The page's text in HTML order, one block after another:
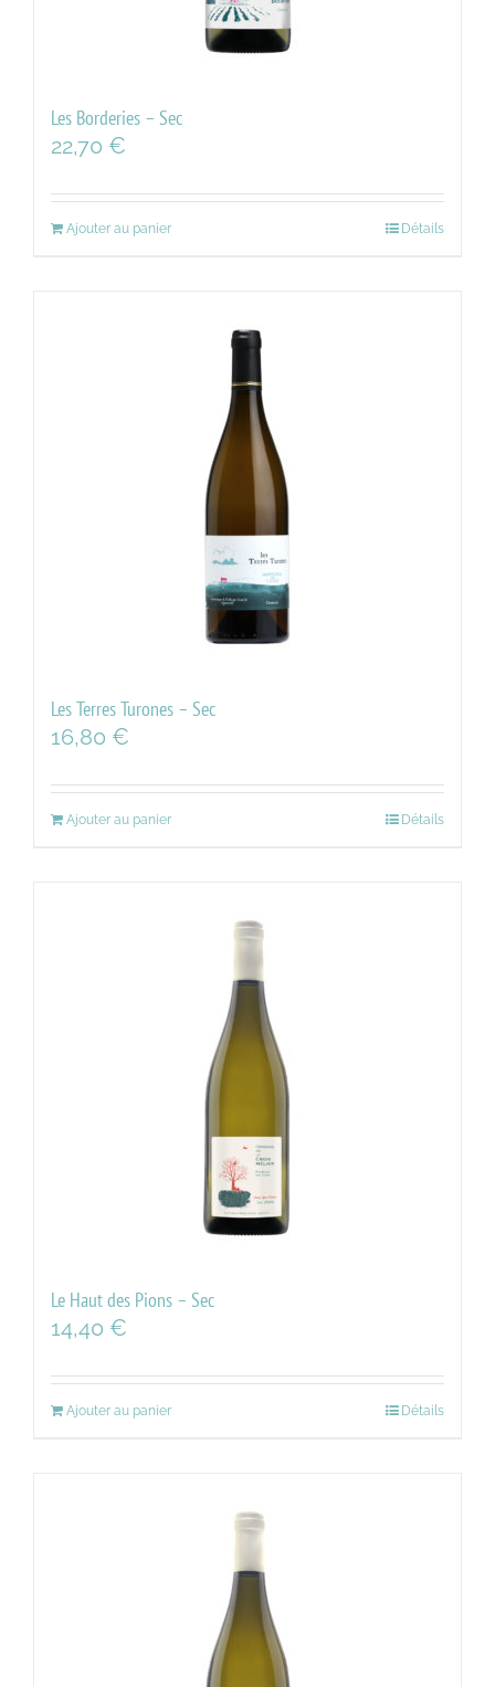
Les Borderies – Sec
22,70 €
Ajouter au panier Détails
Les Terres Turones – Sec
16,80 €
Ajouter au panier Détails
Le Haut des Pions – Sec
14,40 €
Ajouter au panier Détails